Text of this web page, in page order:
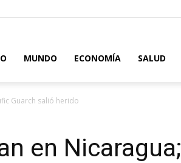
MUNDO ECONOMÍA SALUD
Guarch salió herido
en Nicaragua;